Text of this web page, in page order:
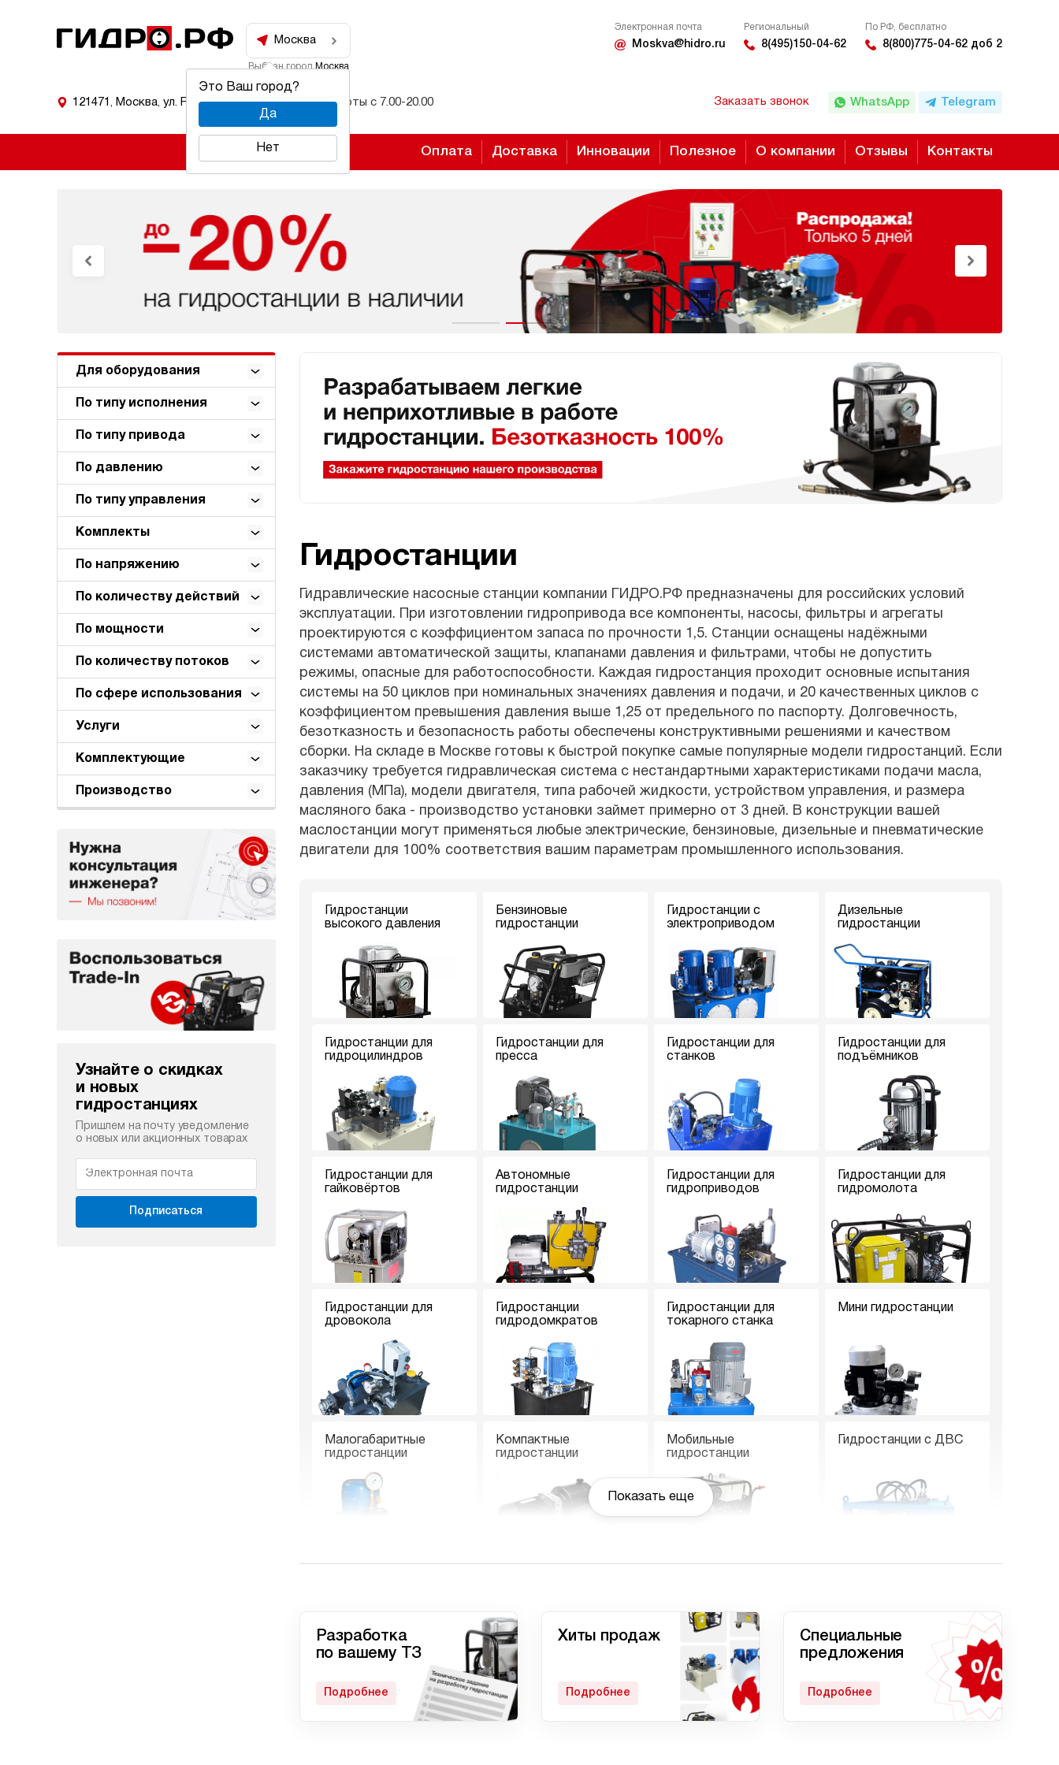
Москва
Это Ваш город?
Да
Нет
Выбран город Москва
Электронная почта
Moskva@hidro.ru
Региональный
8(495)150-04-62
По РФ, бесплатно
8(800)775-04-62 доб 2
121471 Москва ул. Рябиновая 53 Режим работы с 7.00-20.00 Заказать звонок WhatsApp Telegram
Оплата Доставка Инновации Полезное О компании Отзывы Контакты
Для оборудования
По типу исполнения
По типу привода
По давлению
По типу управления
Комплекты
По напряжению
По количеству действий
По мощности
По количеству потоков
По сфере использования
Услуги
Комплектующие
Производство
Узнайте о скидках
и новых
гидростанциях
Пришлем на почту уведомление
о новых или акционных товарах
Подписаться
Гидростанции
Гидравлические насосные станции компании ГИДРО.РФ предназначены для российских условий
эксплуатации. При изготовлении гидропривода все компоненты, насосы, фильтры и агрегаты
проектируются с коэффициентом запаса по прочности 1,5. Станции оснащены надёжными
системами автоматической защиты, клапанами давления и фильтрами, чтобы не допустить
режимы, опасные для работоспособности. Каждая гидростанция проходит основные испытания
системы на 50 циклов при номинальных значениях давления и подачи, и 20 качественных циклов с
коэффициентом превышения давления выше 1,25 от предельного по паспорту. Долговечность,
безотказность и безопасность работы обеспечены конструктивными решениями и качеством
сборки. На складе в Москве готовы к быстрой покупке самые популярные модели гидростанций. Если
заказчику требуется гидравлическая система с нестандартными характеристиками подачи масла,
давления (МПа), модели двигателя, типа рабочей жидкости, устройством управления, и размера
масляного бака - производство установки займет примерно от 3 дней. В конструкции вашей
маслостанции могут применяться любые электрические, бензиновые, дизельные и пневматические
двигатели для 100% соответствия вашим параметрам промышленного использования.
Гидростанции
высокого давления
Бензиновые
гидростанции
Гидростанции с
электроприводом
Дизельные
гидростанции
Гидростанции для
гидроцилиндров
Гидростанции для
пресса
Гидростанции для
станков
Гидростанции для
подъёмников
Гидростанции для
гайковёртов
Автономные
гидростанции
Гидростанции для
гидроприводов
Гидростанции для
гидромолота
Гидростанции для
дровокола
Гидростанции
гидродомкратов
Гидростанции для
токарного станка
Мини гидростанции
Малогабаритные
гидростанции
Компактные
гидростанции
Мобильные
гидростанции
Гидростанции с ДВС
Автоматические
Домкрат 100 тонн с
гидростанцией
Гидростанция
с домкратом
Показать еще
Разработка
по вашему ТЗ
Подробнее
Хиты продаж
Подробнее
Специальные
предложения
Подробнее